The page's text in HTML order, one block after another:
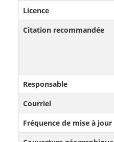
Licence
Citation recommandée
Responsable
Courriel
Fréquence de mise à jour